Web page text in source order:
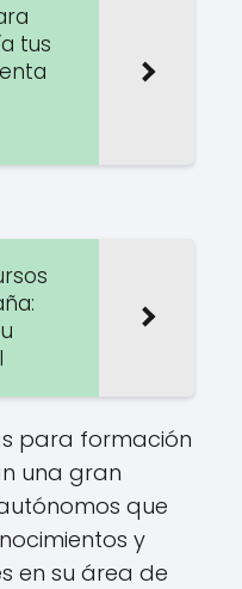
tus
para formación
una gran
que
y
en su área de